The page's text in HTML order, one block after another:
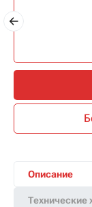
Описание
Технические